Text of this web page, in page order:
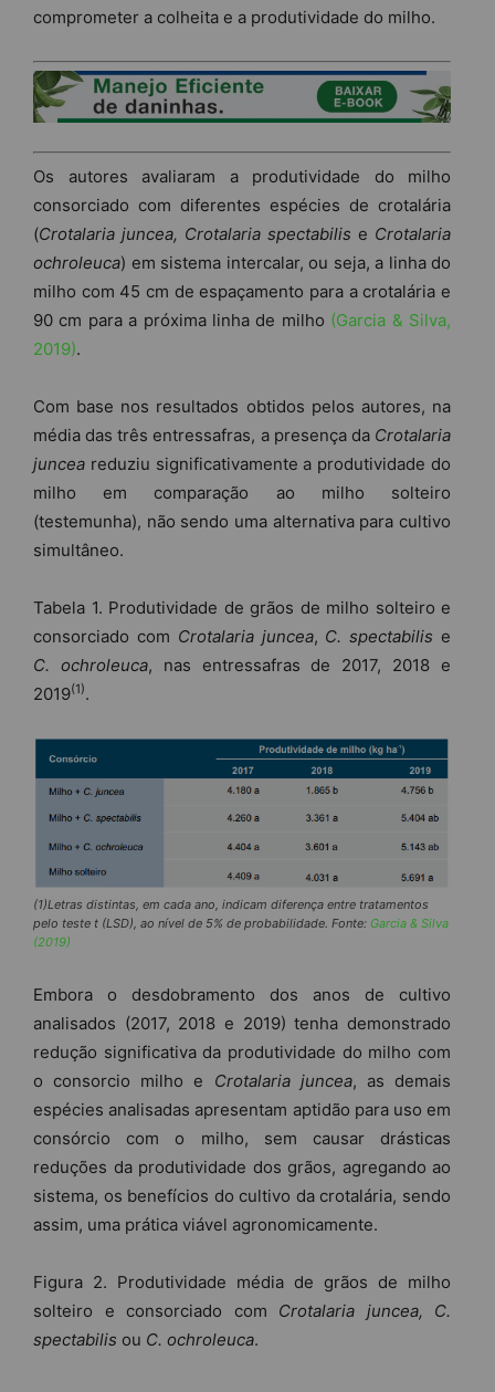
comprometer a colheita e a produtividade do milho.
Os autores avaliaram a produtividade do milho
consorciado com diferentes espécies de crotalária
(Crotalaria juncea, Crotalaria spectabilis e Crotalaria
ochroleuca) em sistema intercalar, ou seja, a linha do
milho com 45 cm de espaçamento para a crotalária e
90 cm para a próxima linha de milho (Garcia & Silva,
2019).
Com base nos resultados obtidos pelos autores, na
média das três entressafras, a presença da Crotalaria
juncea reduziu significativamente a produtividade do
milho em comparação ao milho solteiro
(testemunha), não sendo uma alternativa para cultivo
simultâneo.
Tabela 1. Produtividade de grãos de milho solteiro e
consorciado com Crotalaria juncea, C. spectabilis e
C. ochroleuca, nas entressafras de 2017, 2018 e
2019(1).
(1)Letras distintas, em cada ano, indicam diferença entre tratamentos
pelo teste t (LSD), ao nível de 5% de probabilidade. Fonte: Garcia & Silva
(2019)
Embora o desdobramento dos anos de cultivo
analisados (2017, 2018 e 2019) tenha demonstrado
redução significativa da produtividade do milho com
o consorcio milho e Crotalaria juncea, as demais
espécies analisadas apresentam aptidão para uso em
consórcio com o milho, sem causar drásticas
reduções da produtividade dos grãos, agregando ao
sistema, os benefícios do cultivo da crotalária, sendo
assim, uma prática viável agronomicamente.
Figura 2. Produtividade média de grãos de milho
solteiro e consorciado com Crotalaria juncea, C.
spectabilis ou C. ochroleuca.